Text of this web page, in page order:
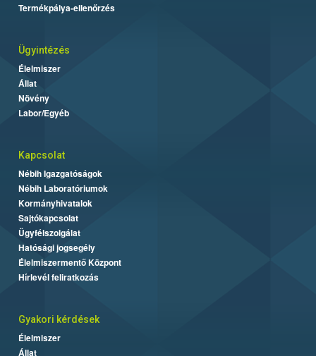
Termékpálya-ellenőrzés
Ügyintézés
Élelmiszer
Állat
Növény
Labor/Egyéb
Kapcsolat
Nébih Igazgatóságok
Nébih Laboratóriumok
Kormányhivatalok
Sajtókapcsolat
Ügyfélszolgálat
Hatósági jogsegély
Élelmiszermentő Központ
Hírlevél feliratkozás
Gyakori kérdések
Élelmiszer
Állat